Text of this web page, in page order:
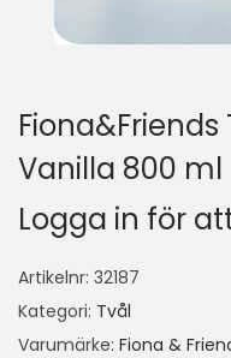
Fiona&Friends
Vanilla 800 ml
Logga in för
Artikelnr: 32187
Kategori: Tvål
Varumärke: Fiona &